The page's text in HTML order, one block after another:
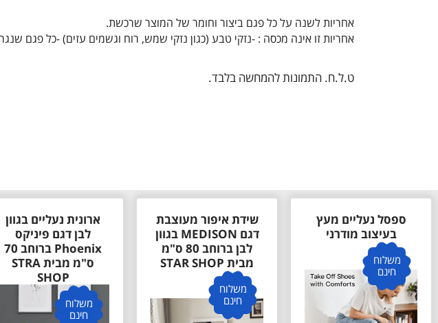
אחריות לשנה על כל פגם ביצור וחומר של המוצר שרכשת.
אחריות זו אינה מכסה : -נזקי טבע (כגון נזקי שמש, רוח וגשמים עזים) -כל פגם
ט.ל.ח. התמונות להמחשה בלבד.
שידת איפור מעוצבת
דגם MEDISON בגוון
מבית STAR SHOP
משלוח
חינם
ארונית נעליים בגוון
לבן דגם פיניקס
Phoenix ברוחב 70
ס"מ מבית STRA
SHOP
משלוח
חינם
מדפים ברוחב 45 ס"מ
גובה 192 ס"מ דגם
הרמוניה